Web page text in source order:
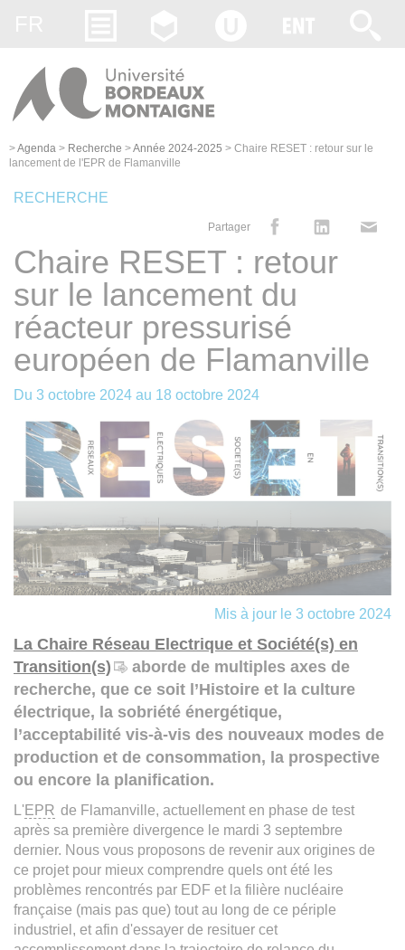
>Agenda > Recherche >Année 2024-2025 > Chaire RESET : retour sur le
lancement de l'EPR de Flamanville
RECHERCHE
Partager
Chaire RESET : retour
sur le lancement du
réacteur pressurisé
européen de Flamanville
Du 3 octobre 2024 au 18 octobre 2024
Mis à jour le 3 octobre 2024
La Chaire Réseau Electrique et Société(s) en
Transition(s)
aborde de multiples axes de
recherche, que ce soit l’Histoire et la culture
électrique, la sobriété énergétique,
l’acceptabilité vis-à-vis des nouveaux modes de
production et de consommation, la prospective
ou encore la planification.
L' EPR de Flamanville, actuellement en phase de test
après sa première divergence le mardi 3 septembre
dernier. Nous vous proposons de revenir aux origines de
ce projet pour mieux comprendre quels ont été les
problèmes rencontrés par EDF et la filière nucléaire
française (mais pas que) tout au long de ce périple
industriel, et afin d'essayer de resituer cet